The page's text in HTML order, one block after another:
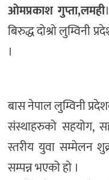
ओमप्रकाश गुप्ता,लमही
बिरुद्ध दोश्रो लुम्विनी
।
बास नेपाल लुम्विनी
संस्थाहरुको सहयोग,
स्तरीय युवा सम्मेलन
सम्पन्न भएको हो ।